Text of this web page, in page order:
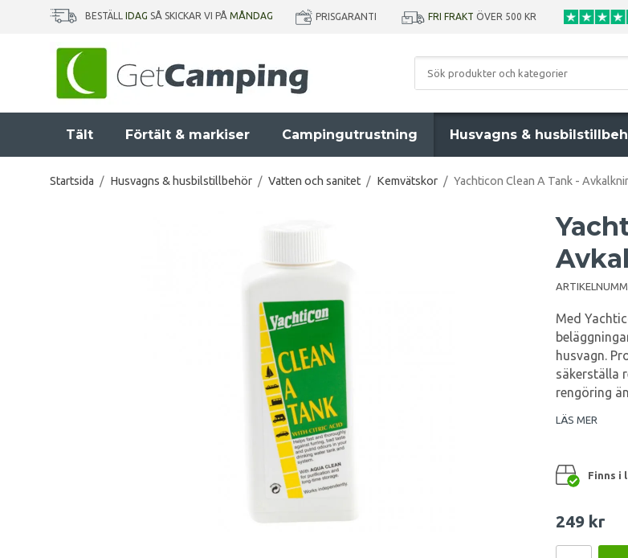
BESTÄLL IDAG SÅ SKICKAR VI PÅ MÅNDAG PRISGARANTI FRI FRAKT ÖVER 500 KR
Tält Förtält & markiser Campingutrustning Husvagns &
Startsida / Husvagns & husbilstillbehör / Vatten och sanitet / Kemvätskor / Yachticon Clean A Tank -
Med
husvagn.
säkerställa
rengöring
LÄS MER
Finns i
249 kr